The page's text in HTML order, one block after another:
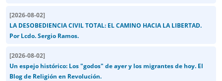
[2026-08-02]
LA DESOBEDIENCIA CIVIL TOTAL: EL CAMINO HACIA LA LIBERTAD.
Por Lcdo. Sergio Ramos.
[2026-08-02]
Un espejo histórico: Los "godos" de ayer y los migrantes de hoy. El
Blog de Religión en Revolución.